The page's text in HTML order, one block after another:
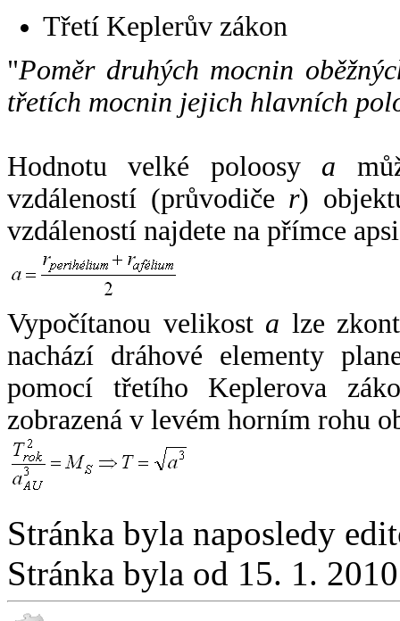
Třetí Keplerův zákon
"Poměr druhých mocnin
třetích mocnin jejich hlavních
Hodnotu velké poloosy a
vzdáleností (průvodiče r)
vzdáleností najdete na přímce
Vypočítanou velikost a lze
nachází dráhové elementy
pomocí třetího Keplerova
zobrazená v levém horním rohu
Stránka byla naposledy
Stránka byla od 15. 1.